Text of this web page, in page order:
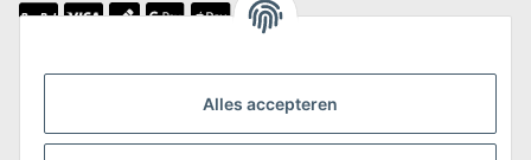
Alles accepteren